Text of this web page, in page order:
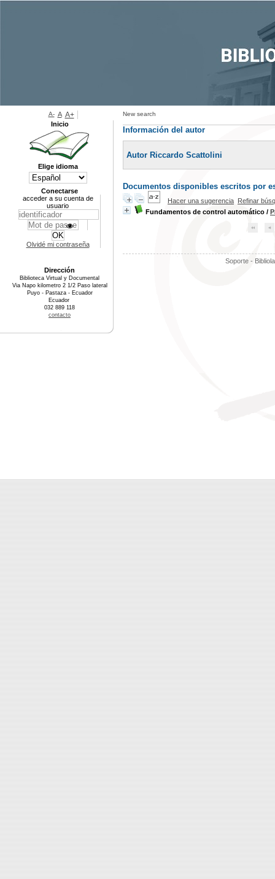
New search
Información del autor
Autor Riccardo Scattolini
Documentos disponibles escritos por
Hacer una sugerencia Refinar
Fundamentos de control automático /
Soporte -
A- A A+
Inicio
Elige idioma
Conectarse
acceder a su cuenta de
usuario
Olvidé mi contraseña
Dirección
Biblioteca Virtual y Documental
Via Napo kilometro 2 1/2 Paso lateral
Puyo - Pastaza - Ecuador
Ecuador
032 889 118
contacto